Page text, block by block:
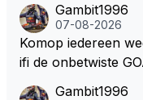
een bocht zegt
eeft hij sowieso
Gambit1996
07-08-2026
Komop iedereen
ifi de onbetwiste
Gambit1996